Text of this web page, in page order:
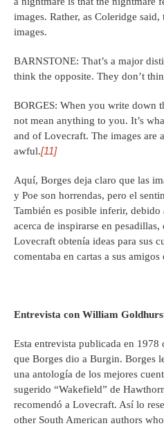
images. Rather, as Coleridge
images.
BARNSTONE: That’s a major
think the opposite. They don’t
BORGES: When you write down
not mean anything to you. It’s
and of Lovecraft. The images are
awful.[11]
Aquí, Borges deja claro que las
y Poe son horrendas, pero el
También es posible inferir,
acerca de inspirarse en pesadillas,
Lovecraft obtenía ideas para sus
comentaba en cartas a sus amigos
Entrevista con William
Esta entrevista publicada en
que Borges dio a Burgin. Borges
una antología de los mejores
sugerido “Wakefield” de
recomendó a Lovecraft. Así lo
other South American authors